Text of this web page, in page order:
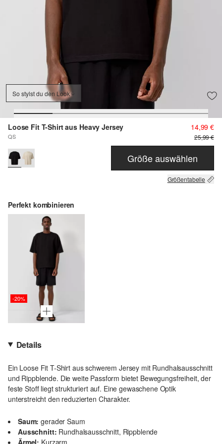
So stylst du den Look
Loose Fit T-Shirt aus Heavy Jersey
QS
14,99 €
25,99 €
Größe auswählen
Größentabelle
Perfekt kombinieren
-20%
Details
Ein Loose Fit T-Shirt aus schwerem Jersey mit Rundhalsausschnitt
und Rippblende. Die weite Passform bietet Bewegungsfreiheit, der
feste Stoff liegt strukturiert auf. Eine gewaschene Optik
unterstreicht den reduzierten Charakter.
Saum: gerader Saum
Ausschnitt: Rundhalsausschnitt, Rippblende
Ärmel: Kurzarm